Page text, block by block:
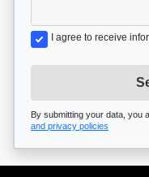
I agree to receive
By submitting your data, you
and privacy policies